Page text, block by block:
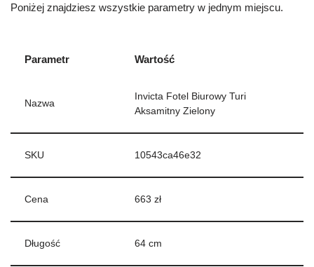
Poniżej znajdziesz wszystkie parametry w jednym miejscu.
Parametr Wartość
Nazwa
Invicta Fotel Biurowy Turi
Aksamitny Zielony
SKU 10543ca46e32
Cena 663 zł
Długość 64 cm